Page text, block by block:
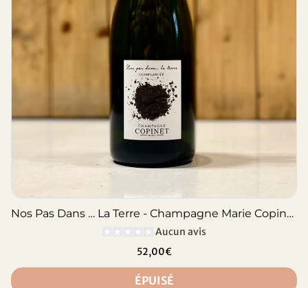
Nos Pas Dans … La Terre - Champagne Marie Copinet
Aucun avis
52,00€
ÉPUISÉ